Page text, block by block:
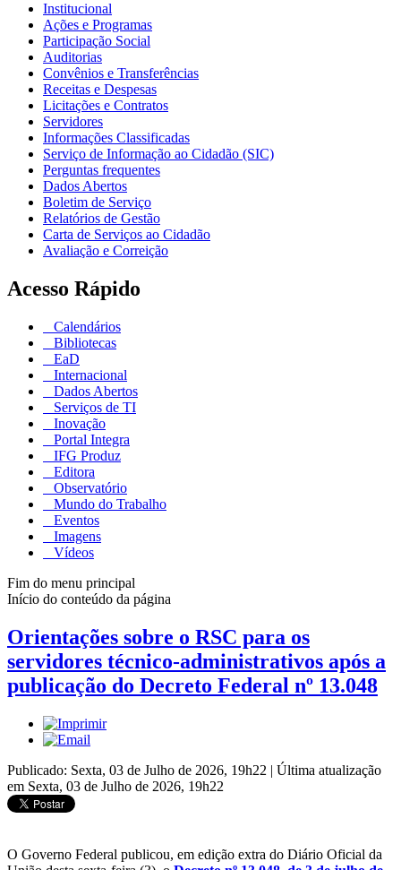
Institucional
Ações e Programas
Participação Social
Auditorias
Convênios e Transferências
Receitas e Despesas
Licitações e Contratos
Servidores
Informações Classificadas
Serviço de Informação ao Cidadão (SIC)
Perguntas frequentes
Dados Abertos
Boletim de Serviço
Relatórios de Gestão
Carta de Serviços ao Cidadão
Avaliação e Correição
Acesso Rápido
Calendários
Bibliotecas
EaD
Internacional
Dados Abertos
Serviços de TI
Inovação
Portal Integra
IFG Produz
Editora
Observatório
Mundo do Trabalho
Eventos
Imagens
Vídeos
Fim do menu principal
Início do conteúdo da página
Orientações sobre o RSC para os
servidores técnico-administrativos após a
publicação do Decreto Federal nº 13.048
Publicado: Sexta, 03 de Julho de 2026, 19h22 | Última atualização
em Sexta, 03 de Julho de 2026, 19h22
O Governo Federal publicou, em edição extra do Diário Oficial da